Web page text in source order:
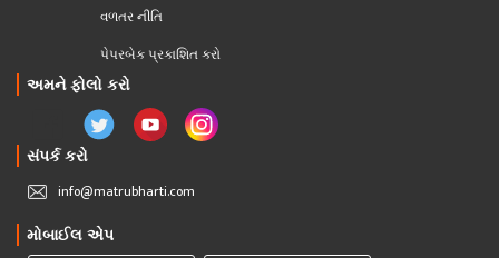
વળતર નીતિ
પેપરબેક પ્રકાશિત કરો
અમને ફોલો કરો
સંપર્ક કરો
info@matrubharti.com
મોબાઈલ એપ